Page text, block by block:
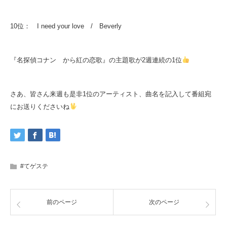
10位： I need your love / Beverly
『名探偵コナン から紅の恋歌』の主題歌が2週連続の1位
さあ、皆さん来週も是非1位のアーティスト、曲名を記入して番組宛
にお送りくださいね
#てゲステ
前のページ 次のページ